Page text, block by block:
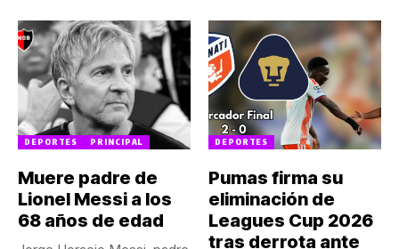
DEPORTES PRINCIPAL
Muere padre de
Lionel Messi a los
68 años de edad
DEPORTES
Pumas firma su
eliminación de
Leagues Cup 2026
tras derrota ante